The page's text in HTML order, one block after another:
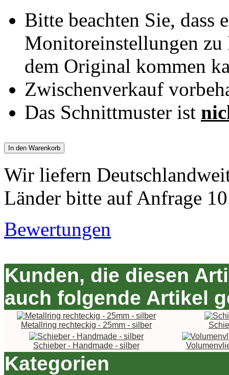
Bitte beachten Sie, dass
Monitoreinstellungen zu
dem Original kommen
Zwischenverkauf
Das Schnittmuster ist
In den Warenkorb
Wir liefern
Länder bitte auf Anfrage
Bewertungen
Kunden, die diesen
auch folgende Artikel
Metallring rechteckig - 25mm - silber
Schieber - Handmade - silber
Kategorien